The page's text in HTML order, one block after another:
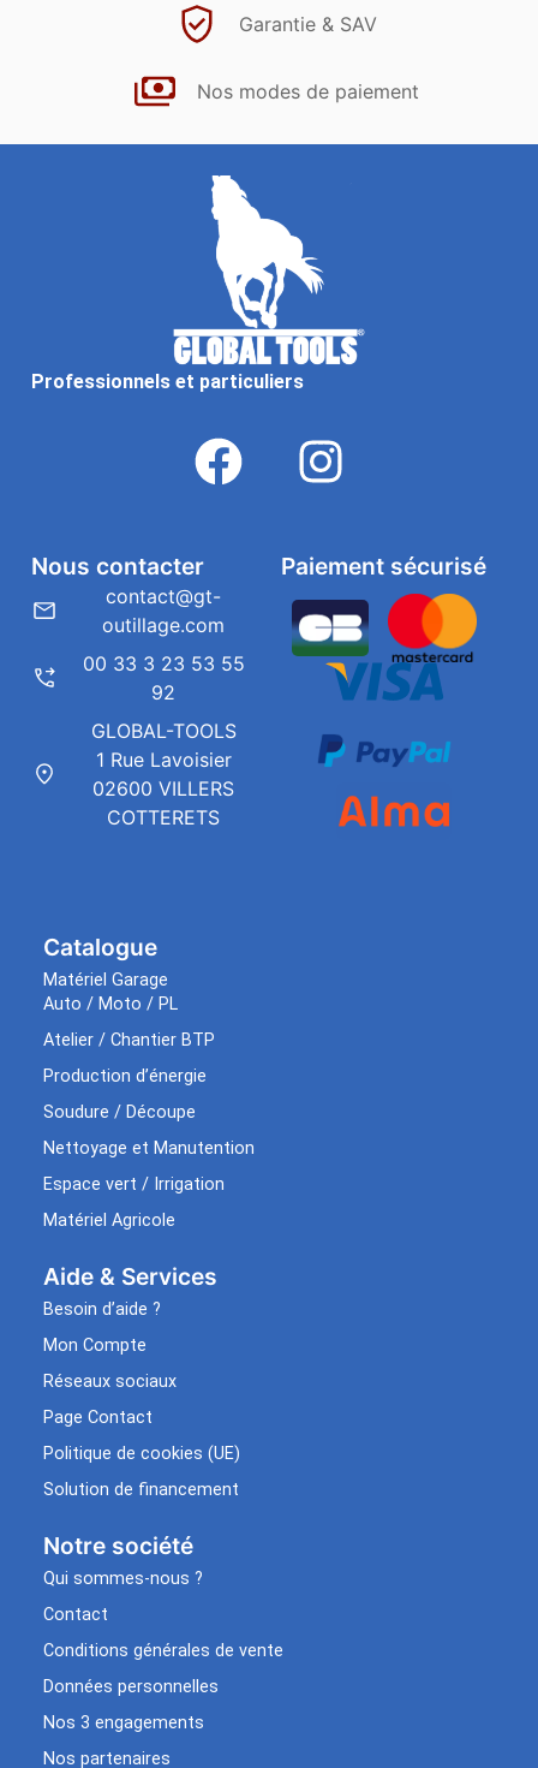
Garantie & SAV
Nos modes de paiement
Professionnels et particuliers
Catalogue
Matériel Garage
Auto / Moto / PL
Atelier / Chantier BTP
Production d’énergie
Soudure / Découpe
Nettoyage et Manutention
Espace vert / Irrigation
Matériel Agricole
Aide & Services​
Besoin d’aide ?
Mon Compte
Réseaux sociaux
Page Contact
Politique de cookies (UE)
Solution de financement
Notre société
Qui sommes-nous ?
Contact
Conditions générales de vente
Données personnelles
Nos 3 engagements
Nos partenaires
Paiement sécurisé
Nous contacter
contact@gt-
outillage.com
00 33 3 23 53 55
92
GLOBAL-TOOLS
1 Rue Lavoisier
02600 VILLERS
COTTERETS